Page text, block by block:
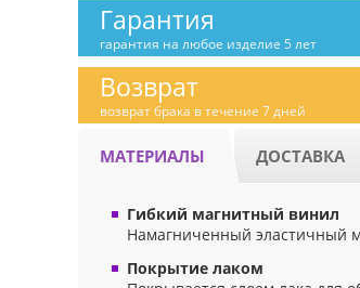
Гарантия
гарантия на любое изделие 5 лет
Возврат
возврат брака в течение 7 дней
МАТЕРИАЛЫ ДОСТАВКА
Гибкий магнитный винил
Намагниченный эластичный
Покрытие лаком